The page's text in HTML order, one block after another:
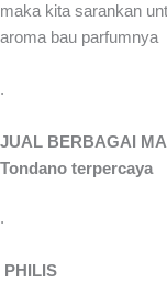
maka kita sarankan
aroma bau parfumnya
.
JUAL BERBAGAI
Tondano terpercaya
.
PHILIS